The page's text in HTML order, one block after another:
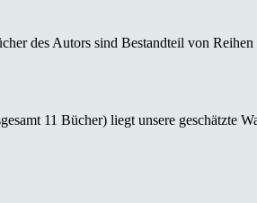
des Autors sind Bestandteil von
11 Bücher) liegt unsere geschätzte